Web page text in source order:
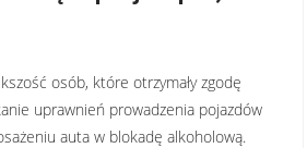
osób, które otrzymały zgodę
uprawnień prowadzenia pojazdów
auta w blokadę alkoholową.